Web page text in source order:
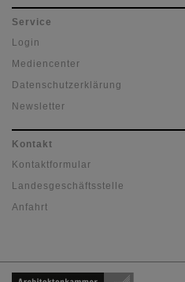
Service
Login
Mediencenter
Datenschutzerklärung
Newsletter
Kontakt
Kontaktformular
Landesgeschäftsstelle
Anfahrt